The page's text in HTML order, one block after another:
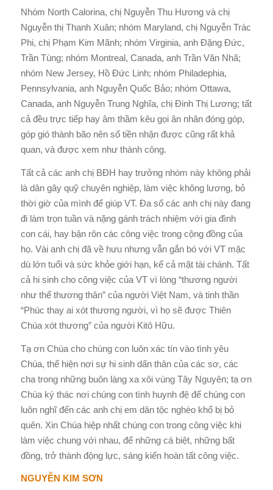
Nhóm North Calorina, chị Nguyễn Thu Hương và chị
Nguyễn thị Thanh Xuân; nhóm Maryland, chị Nguyễn Trác
Phi, chị Phạm Kim Mãnh; nhóm Virginia, anh Đặng Đức,
Trần Tùng; nhóm Montreal, Canada, anh Trần Văn Nhã;
nhóm New Jersey, Hồ Đức Linh; nhóm Philadephia,
Pennsylvania, anh Nguyễn Quốc Bảo; nhóm Ottawa,
Canada, anh Nguyễn Trung Nghĩa, chị Đinh Thị Lương; tất
cả đều trực tiếp hay âm thầm kêu gọi ân nhân đóng góp,
góp gió thành bão nên số tiền nhận được cũng rất khả
quan, và được xem như thành công.
Tất cả các anh chị BĐH hay trưởng nhóm này không phải
là dân gây quỹ chuyên nghiệp, làm việc không lương, bỏ
thời giờ của mình để giúp VT. Đa số các anh chị này đang
đi làm trọn tuần và nặng gánh trách nhiệm với gia đình
con cái, hay bận rôn các công việc trong cộng đồng của
họ. Vài anh chị đã về hưu nhưng vẫn gắn bó với VT mặc
dù lớn tuổi và sức khỏe giới hạn, kể cả mặt tài chánh. Tất
cả hi sinh cho công việc của VT vì lòng “thương người
như thể thương thân” của người Việt Nam, và tinh thần
“Phúc thay ai xót thương người, vì họ sẽ được Thiên
Chúa xót thương” của người Kitô Hữu.
Tạ ơn Chúa cho chúng con luôn xác tín vào tình yêu
Chúa, thể hiện nơi sự hi sinh dấn thân của các sơ, các
cha trong những buôn làng xa xôi vùng Tây Nguyên; tạ ơn
Chúa ký thác nơi chúng con tình huynh đệ để chúng con
luôn nghĩ đến các anh chị em dân tộc nghèo khổ bị bỏ
quên. Xin Chúa hiệp nhất chúng con trong công việc khi
làm việc chung với nhau, để những cá biệt, những bất
đồng, trở thành động lực, sáng kiến hoàn tất công việc.
NGUYỄN KIM SƠN